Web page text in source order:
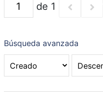
de 1
Búsqueda avanzada